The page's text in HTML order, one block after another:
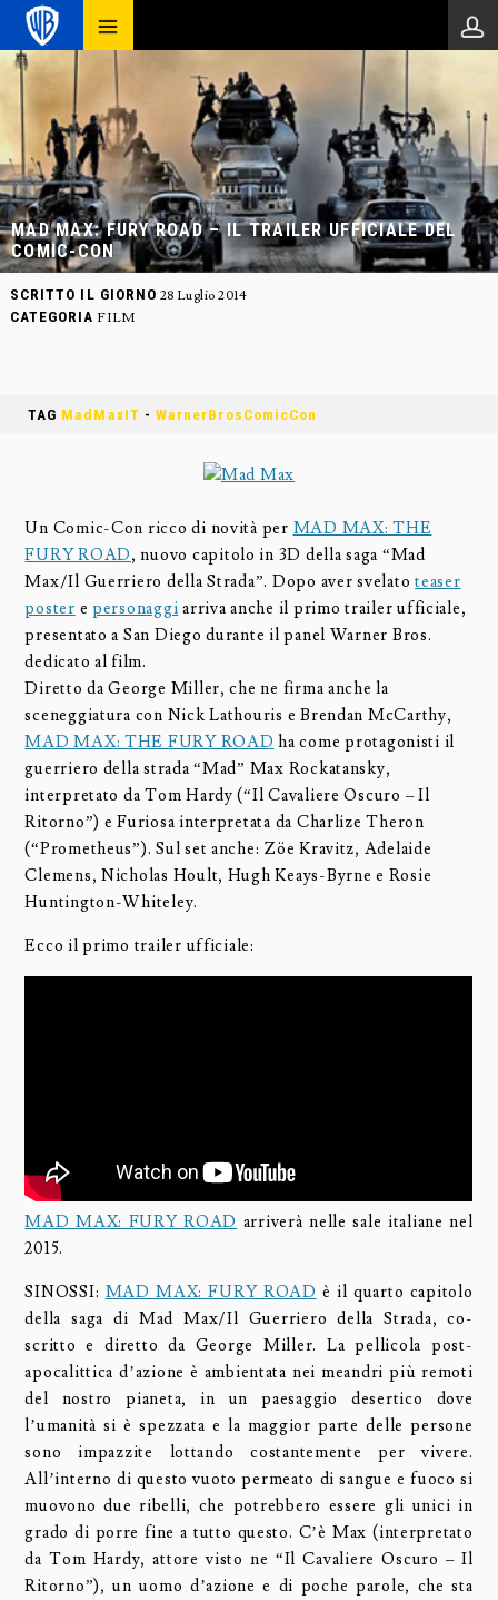
MAD MAX: FURY ROAD – IL TRAILER UFFICIALE DEL
COMIC-CON
SCRITTO IL GIORNO 28 Luglio 2014
CATEGORIA FILM
TAG MadMaxIT -WarnerBrosComicCon
Un Comic-Con ricco di novità per MAD MAX: THE
FURY ROAD, nuovo capitolo in 3D della saga “Mad
Max/Il Guerriero della Strada”. Dopo aver svelatoteaser
poster epersonaggi arriva anche il primo trailer ufficiale,
presentato a San Diego durante il panel Warner Bros.
dedicato al film.
Diretto da George Miller, che ne firma anche la
sceneggiatura con Nick Lathouris e Brendan McCarthy,
MAD MAX: THE FURY ROAD ha come protagonisti il
guerriero della strada “Mad” Max Rockatansky,
interpretato da Tom Hardy (“Il Cavaliere Oscuro – Il
Ritorno”) e Furiosa interpretata da Charlize Theron
(“Prometheus”). Sul set anche: Zöe Kravitz, Adelaide
Clemens, Nicholas Hoult, Hugh Keays-Byrne e Rosie
Huntington-Whiteley.
Ecco il primo trailer ufficiale:
MAD MAX: FURY ROAD arriverà nelle sale italiane nel
2015.
SINOSSI: MAD MAX: FURY ROAD è il quarto capitolo
della saga di Mad Max/Il Guerriero della Strada, co-
scritto e diretto da George Miller. La pellicola post-
apocalittica d’azione è ambientata nei meandri più remoti
del nostro pianeta, in un paesaggio desertico dove
l’umanità si è spezzata e la maggior parte delle persone
sono impazzite lottando costantemente per vivere.
All’interno di questo vuoto permeato di sangue e fuoco si
muovono due ribelli, che potrebbero essere gli unici in
grado di porre fine a tutto questo. C’è Max (interpretato
da Tom Hardy, attore visto ne “Il Cavaliere Oscuro – Il
Ritorno”), un uomo d’azione e di poche parole, che sta